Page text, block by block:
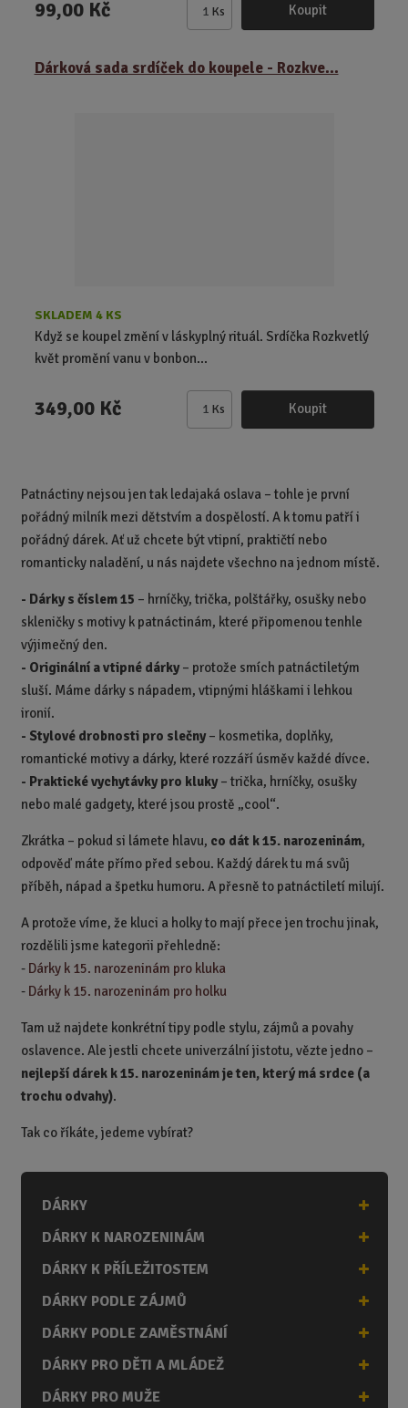
99,00 Kč
Z
ě
Ks Koupit
Dárková sada srdíček do koupele - Rozkve...
SKLADEM 4 KS
Když se koupel změní v láskyplný rituál. Srdíčka Rozkvetlý
květ promění vanu v bonbon...
349,00 Kč
Z
i
t
p
o
e
t
Ks Koupit
Patnáctiny nejsou jen tak ledajaká oslava – tohle je první
pořádný milník mezi dětstvím a dospělostí. A k tomu patří i
pořádný dárek. Ať už chcete být vtipní, praktičtí nebo
romanticky naladění, u nás najdete všechno na jednom místě.
- Dárky s číslem 15 – hrníčky, trička, polštářky, osušky nebo
skleničky s motivy k patnáctinám, které připomenou tenhle
výjimečný den.
- Originální a vtipné dárky– protože smích patnáctiletým
sluší. Máme dárky s nápadem, vtipnými hláškami i lehkou
ironií.
- Stylové drobnosti pro slečny– kosmetika, doplňky,
romantické motivy a dárky, které rozzáří úsměv každé dívce.
- Praktické vychytávky pro kluky– trička, hrníčky, osušky
nebo malé gadgety, které jsou prostě „cool“.
Zkrátka – pokud si lámete hlavu, co dát k 15. narozeninám,
odpověď máte přímo před sebou. Každý dárek tu má svůj
příběh, nápad a špetku humoru. A přesně to patnáctiletí milují.
A protože víme, že kluci a holky to mají přece jen trochu jinak,
rozdělili jsme kategorii přehledně:
- Dárky k 15. narozeninám pro kluka
- Dárky k 15. narozeninám pro holku
Tam už najdete konkrétní tipy podle stylu, zájmů a povahy
oslavence. Ale jestli chcete univerzální jistotu, vězte jedno –
nejlepší dárek k 15. narozeninám je ten, který má srdce (a
trochu odvahy).
Tak co říkáte, jedeme vybírat?
DÁRKY
DÁRKY K NAROZENINÁM
DÁRKY K PŘÍLEŽITOSTEM
DÁRKY PODLE ZÁJMŮ
DÁRKY PODLE ZAMĚSTNÁNÍ
DÁRKY PRO DĚTI A MLÁDEŽ
DÁRKY PRO MUŽE